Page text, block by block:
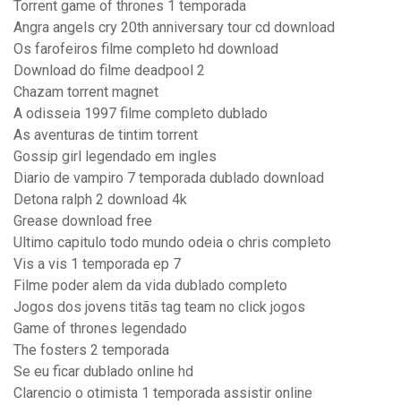
Torrent game of thrones 1 temporada
Angra angels cry 20th anniversary tour cd download
Os farofeiros filme completo hd download
Download do filme deadpool 2
Chazam torrent magnet
A odisseia 1997 filme completo dublado
As aventuras de tintim torrent
Gossip girl legendado em ingles
Diario de vampiro 7 temporada dublado download
Detona ralph 2 download 4k
Grease download free
Ultimo capitulo todo mundo odeia o chris completo
Vis a vis 1 temporada ep 7
Filme poder alem da vida dublado completo
Jogos dos jovens titãs tag team no click jogos
Game of thrones legendado
The fosters 2 temporada
Se eu ficar dublado online hd
Clarencio o otimista 1 temporada assistir online